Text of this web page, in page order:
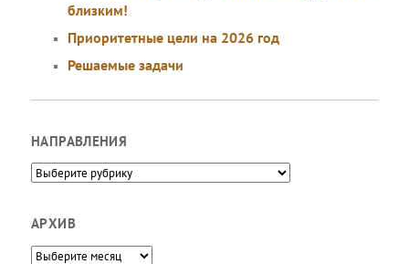
близким!
Приоритетные цели на 2026 год
Решаемые задачи
НАПРАВЛЕНИЯ
Направления
АРХИВ
Архив